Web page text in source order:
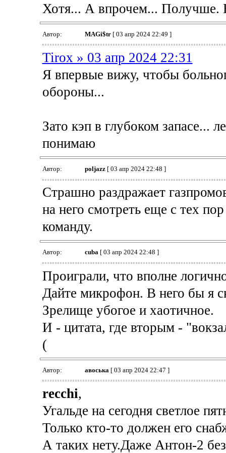
Хотя... А впрочем... Получше.
Автор: MAGi$tr[ 03 апр 2024 22:49 ]
Tirox » 03 апр 2024 22:31
Я впервые вижу, чтобы
обороны...
Зато кэп в глубоком запасе...
понимаю
Автор: poljazz[ 03 апр 2024 22:48 ]
Страшно раздражает
на него смотреть еще с тех
команду.
Автор: cuba[ 03 апр 2024 22:48 ]
Проиграли, что вполне
Дайте микрофон. В него бы я
Зрелище убогое и хаотичное.
И - цитата, где вторым -
(
Автор: авоська [ 03 апр 2024 22:47 ]
recchi,
Угальде на сегодня светлое
Только кто-то должен его
А таких нету.Даже Антон-2